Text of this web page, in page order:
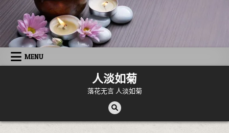
Skip to content
MENU
人淡如菊
落花无言 人淡如菊